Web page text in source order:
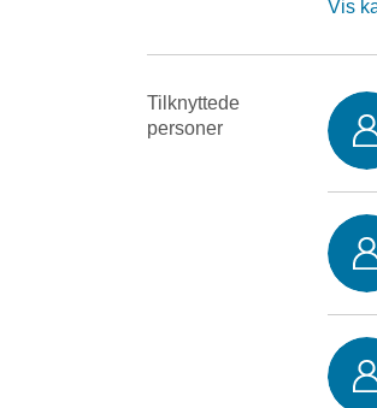
Vis
Tilknyttede
personer